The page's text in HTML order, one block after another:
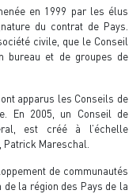
en 1999 par les élus
du contrat de Pays.
civile, que le Conseil
bureau et de groupes de
apparus les Conseils de
En 2005, un Conseil de
est créé à l’échelle
Patrick Mareschal.
de communautés
la région des Pays de la